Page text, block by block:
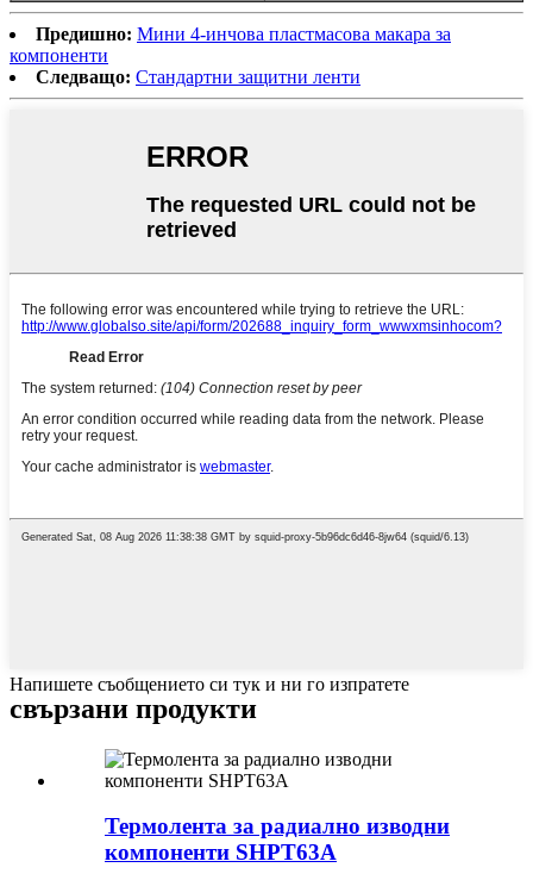
Предишно: Мини 4-инчова пластмасова макара за
компоненти
Следващо: Стандартни защитни ленти
Напишете съобщението си тук и ни го изпратете
свързани продукти
Термолента за радиално изводни
компоненти SHPT63A